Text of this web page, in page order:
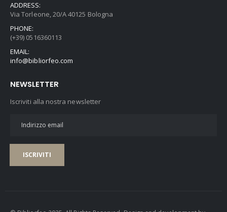
ADDRESS:
Via Torleone, 20/A 40125 Bologna
PHONE:
(+39) 0516360113
EMAIL:
info@bibliorfeo.com
NEWSLETTER
Iscriviti alla nostra newsletter
ISCRIVITI